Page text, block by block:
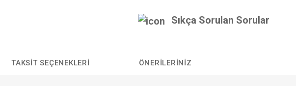
Sıkça Sorulan Sorular
TAKSIT SEÇENEKLERI ÖNERILERINIZ